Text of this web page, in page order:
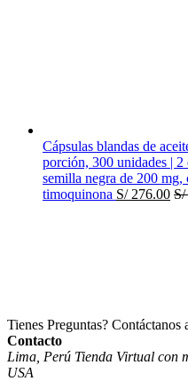
Cápsulas blandas de
porción, 300 unidades |
semilla negra de 200
timoquinona S/276.00 S/
Tienes Preguntas?
Contacto
Lima, Perú Tienda Virtual con
USA